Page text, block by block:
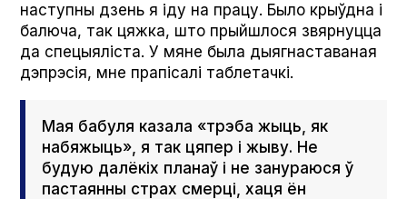
наступны дзень я іду на працу. Было крыўдна і
балюча, так цяжка, што прыйшлося звярнуцца
да спецыяліста. У мяне была дыягнаставаная
дэпрэсія, мне прапісалі таблетачкі.
Мая бабуля казала «трэба жыць, як
набяжыць», я так цяпер і жыву. Не
будую далёкіх планаў і не занураюся ў
пастаянны страх смерці, хаця ён